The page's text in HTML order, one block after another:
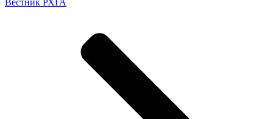
Вестник РХГА